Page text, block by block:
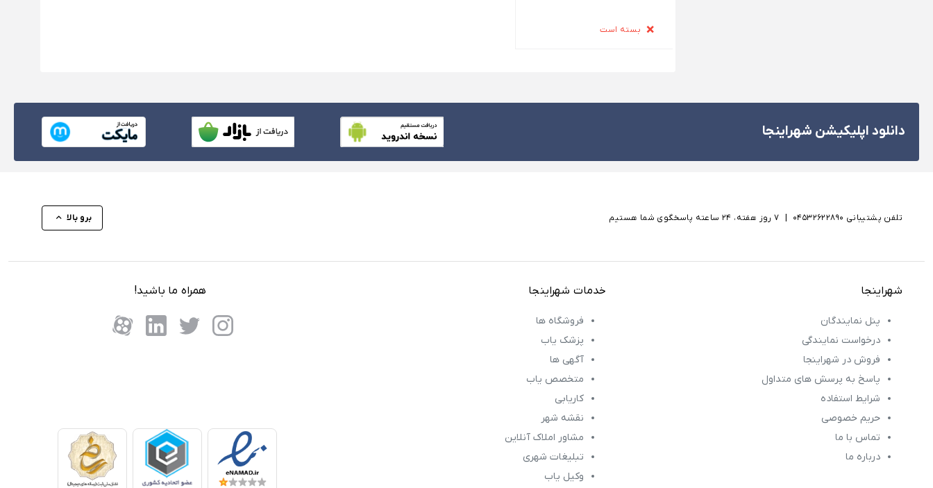
بسته است
دانلود اپلیکیشن شهراینجا
تلفن پشتیبانی 04532622890 ۷ روز هفته، ۲۴ ساعته پاسخگوی شما هستیم برو بالا
شهراینجا
پنل نمایندگان
درخواست نمایندگی
فروش در شهراینجا
پاسخ به پرسش های متداول
شرایط استفاده
حریم خصوصی
تماس با ما
درباره ما
خدمات شهراینجا
فروشگاه ها
پزشک یاب
آگهی ها
متخصص یاب
کاریابی
نقشه شهر
مشاور املاک آنلاین
تبلیغات شهری
وکیل یاب
همراه ما باشید!